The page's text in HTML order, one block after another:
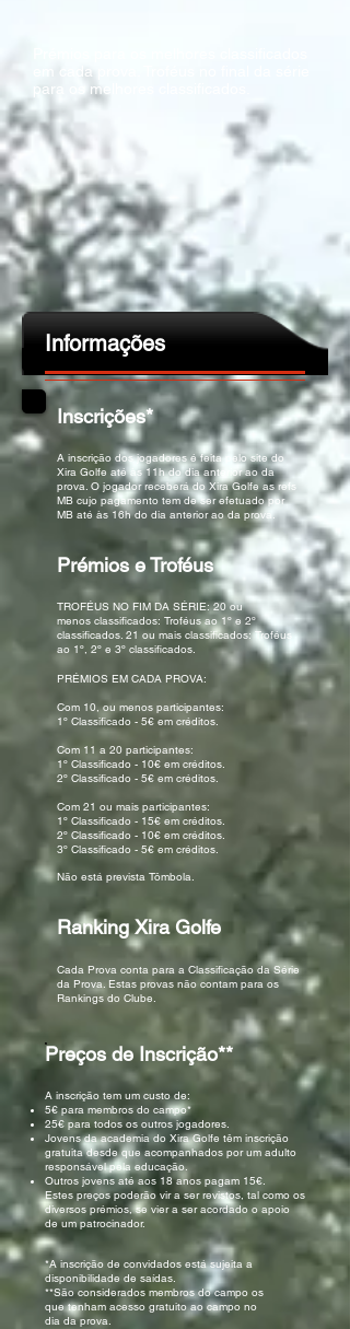
em cada prova. Troféus no final da série
para os melhores classificados.
Informações
Inscrições*
A inscrição dos jogadores é feita pelo site do
Xira Golfe até às 11h do dia anterior ao da
prova. O jogador receberá do Xira Golfe as refs
MB cujo pagamento tem de ser efetuado por
MB até às 16h do dia anterior ao da prova.
Prémios e Troféus
TROFÉUS NO FIM DA SÉRIE: ​20 ou
menos classificados: Troféus ao 1º e 2º
classificados. 21 ou mais classificados: Troféus
ao 1º, 2º e 3º classificados.
PRÉMIOS EM CADA PROVA:
Com 10, ou menos participantes:
1º Classificado - 5€ em créditos.
Com 11 a 20 participantes:
1º Classificado - 10€ em créditos.
2º Classificado - 5€ em créditos.
Com 21 ou mais participantes:
1º Classificado - 15€ em créditos.
2º Classificado - 10€ em créditos.
3º Classificado - 5€ em créditos.
Não está prevista Tômbola.
Ranking Xira Golfe
Cada Prova conta para a Classificação da Série
da Prova. Estas provas não contam para os
Rankings do Clube.
Preços de Inscrição**
A inscrição tem um custo de:
5€ para membros do campo*
25€ para todos os outros jogadores.
Jovens da academia do Xira Golfe têm inscrição
gratuita desde que acompanhados por um adulto
responsável pela educação.
Outros jovens até aos 18 anos pagam 15€.
Estes preços poderão vir a ser revistos, tal como os
diversos prémios, se vier a ser acordado o apoio
de um patrocinador.
*A inscrição de convidados está sujeita a
disponibilidade de saídas.
**São considerados membros do campo os
que tenham acesso gratuito ao campo no
dia da prova.